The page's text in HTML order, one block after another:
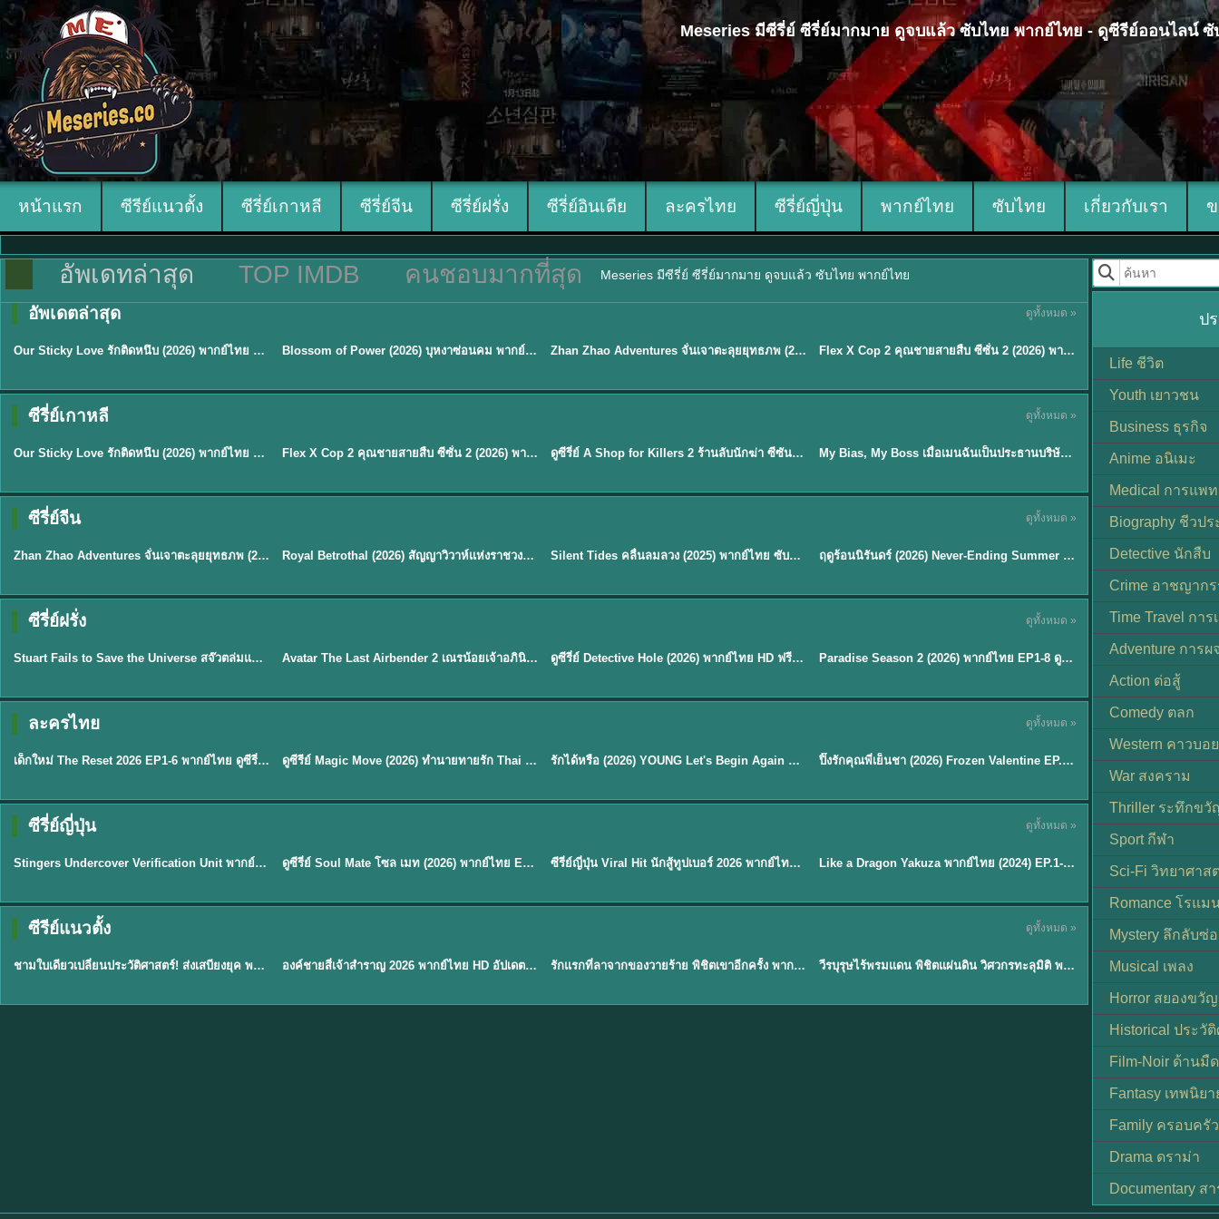
Meseries มีซีรี่ย์ ซีรี่ย์มากมาย ดูจบแล้ว ซับไทย พากย์ไทย - ดูซีรีย์ออนไลน์
หน้าแรก ซีรีย์แนวตั้ง ซีรี่ย์เกาหลี ซีรี่ย์จีน ซีรี่ย์ฝรั่ง ซีรี่ย์อินเดีย ละครไทย ซีรี่ย์ญี่ปุ่น พากย์ไทย ซับไทย เกี่ยวกับเรา
อัพเดทล่าสุด TOP IMDB คนชอบมากที่สุด Meseries มีซีรี่ย์ ซีรี่ย์มากมาย ดูจบแล้ว ซับไทย พากย์ไทย
อัพเดตล่าสุด ดูทั้งหมด »
★6
ซับไทย
Our Sticky Love รักติดหนึบ (2026) พากย์ไทย ซับไทย EP.1-12 Blossom of Power (2026) บุหงาซ่อนคม พากย์ไทย ซับไทย EP1-36 ★5 Zhan Zhao Adventures จั่นเจาตะลุยยุทธภพ (2026) พากย์ไทย ซับไทย EP.1-37 (จบ) ★8 Flex X Cop 2 คุณชายสายสืบ ซีซั่น 2 (2026) พากย์ไทย ซับไทย EP.1-14
ซีรี่ย์เกาหลี ดูทั้งหมด »
★6
ซับไทย
Our Sticky Love รักติดหนึบ (2026) พากย์ไทย ซับไทย EP.1-12 ★8 Flex X Cop 2 คุณชายสายสืบ ซีซั่น 2 (2026) พากย์ไทย ซับไทย EP.1-14 ★8 EP.16ดูซีรี่ย์ A Shop for Killers 2 ร้านลับนักฆ่า ซีซัน 2 (2026) ซับไทย-พากย์ไทย My Bias, My Boss เมื่อเมนฉันเป็นประธานบริษัท (2026) พากย์ไทย ซับไทย EP.1-12
ซีรี่ย์จีน ดูทั้งหมด »
★5
พากย์ไทย
Zhan Zhao Adventures จั่นเจาตะลุยยุทธภพ (2026) พากย์ไทย ซับไทย EP.1-37 (จบ) ★9 Royal Betrothal (2026) สัญญาวิวาห์แห่งราชวงศ์ พากย์ไทย ซับไทย EP1-32 ★9.5 Silent Tides คลื่นลมลวง (2025) พากย์ไทย ซับไทย EP.1-31 ★8.8 ฤดูร้อนนิรันดร์ (2026) Never-Ending Summer พากย์ไทย EP.1-29
ซีรี่ย์ฝรั่ง ดูทั้งหมด »
★9.3
พากย์ไทย
Stuart Fails to Save the Universe สจ๊วตล่มแผนกู้จักรวาล (2026) พากย์ไทย ซับไทย EP.1-10 ★7.8 EP.7Avatar The Last Airbender 2 เณรน้อยเจ้าอภินิหาร พากย์ไทย EP.9ดูซีรี่ย์ Detective Hole (2026) พากย์ไทย HD ฟรี อัปเดตล่าสุด Netflix EP.8Paradise Season 2 (2026) พากย์ไทย EP1-8 ดูซีรี่ย์ฝรั่ง HD ครบทุกตอน
ละครไทย ดูทั้งหมด »
★ 8 EP.6
พากย์ไทย
เด็กใหม่ The Reset 2026 EP1-6 พากย์ไทย ดูซีรี่ย์ Netflix ล่าสุด HD ดูซีรีย์ Magic Move (2026) ทำนายทายรัก Thai EP.1-10 HD รักได้หรือ (2026) YOUNG Let's Begin Again พากย์ไทย EP.1-19 ★8 ปิ๊งรักคุณพี่เย็นชา (2026) Frozen Valentine EP.1-10 (จบ)
ซีรี่ย์ญี่ปุ่น ดูทั้งหมด »
EP.11
พากย์ไทย
Stingers Undercover Verification Unit พากย์ไทย EP1-11 HD ฟรี ★8 EP.8ดูซีรี่ย์ Soul Mate โซล เมท (2026) พากย์ไทย EP.1-8 (จบ) ★7.9 EP.6ซีรี่ย์ญี่ปุ่น Viral Hit นักสู้ทูปเบอร์ 2026 พากย์ไทย EP.1-6 ★7 EP.6Like a Dragon Yakuza พากย์ไทย (2024) EP.1-6 (จบ)
ซีรีย์แนวตั้ง ดูทั้งหมด »
EP.1
พากย์ไทย
ชามใบเดียวเปลี่ยนประวัติศาสตร์! ส่งเสบียงยุค พากย์ไทย EP.1องค์ชายสี่เจ้าสำราญ 2026 พากย์ไทย HD อัปเดตล่าสุด ดูออนไลน์ EP.1รักแรกที่ลาจากของวายร้าย พิชิตเขาอีกครั้ง พากย์ไทย EP.1วีรบุรุษไร้พรมแดน พิชิตแผ่นดิน วิศวกรทะลุมิติ พลิกแผ่นดิน
ป
Life ชีวิต
Youth เยาวชน
Business ธุรกิจ
Anime อนิเมะ
Medical การแพ
Biography ชีวปร
Detective นักสืบ
Crime อาชญาก
Time Travel กา
Adventure การ
Action ต่อสู้
Comedy ตลก
Western คาวบอ
War สงคราม
Thriller ระทึกขวั
Sport กีฬา
Sci-Fi วิทยาศาส
Romance โรแม
Mystery ลึกลับซ่
Musical เพลง
Horror สยองขวัญ
Historical ประวั
Film-Noir ด้านมื
Fantasy เทพนิยา
Family ครอบครัว
Drama ดราม่า
Documentary ส